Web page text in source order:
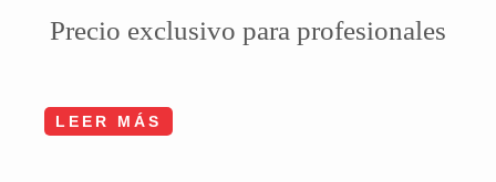
Precio exclusivo para profesionales
LEER MÁS